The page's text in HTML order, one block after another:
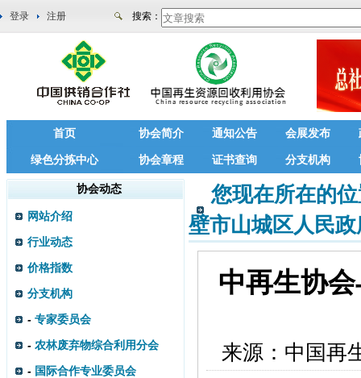
登录 注册 搜索：
首页 协会简介 通知公告 会展发布
绿色分拣中心 协会章程 证书查询 分支机构
协会动态
网站介绍
行业动态
价格指数
分支机构
- 专家委员会
- 农林废弃物综合利用分会
- 国际合作专业委员会
您现在所在的
壁市山城区人民
中再生协
来源： 中国再